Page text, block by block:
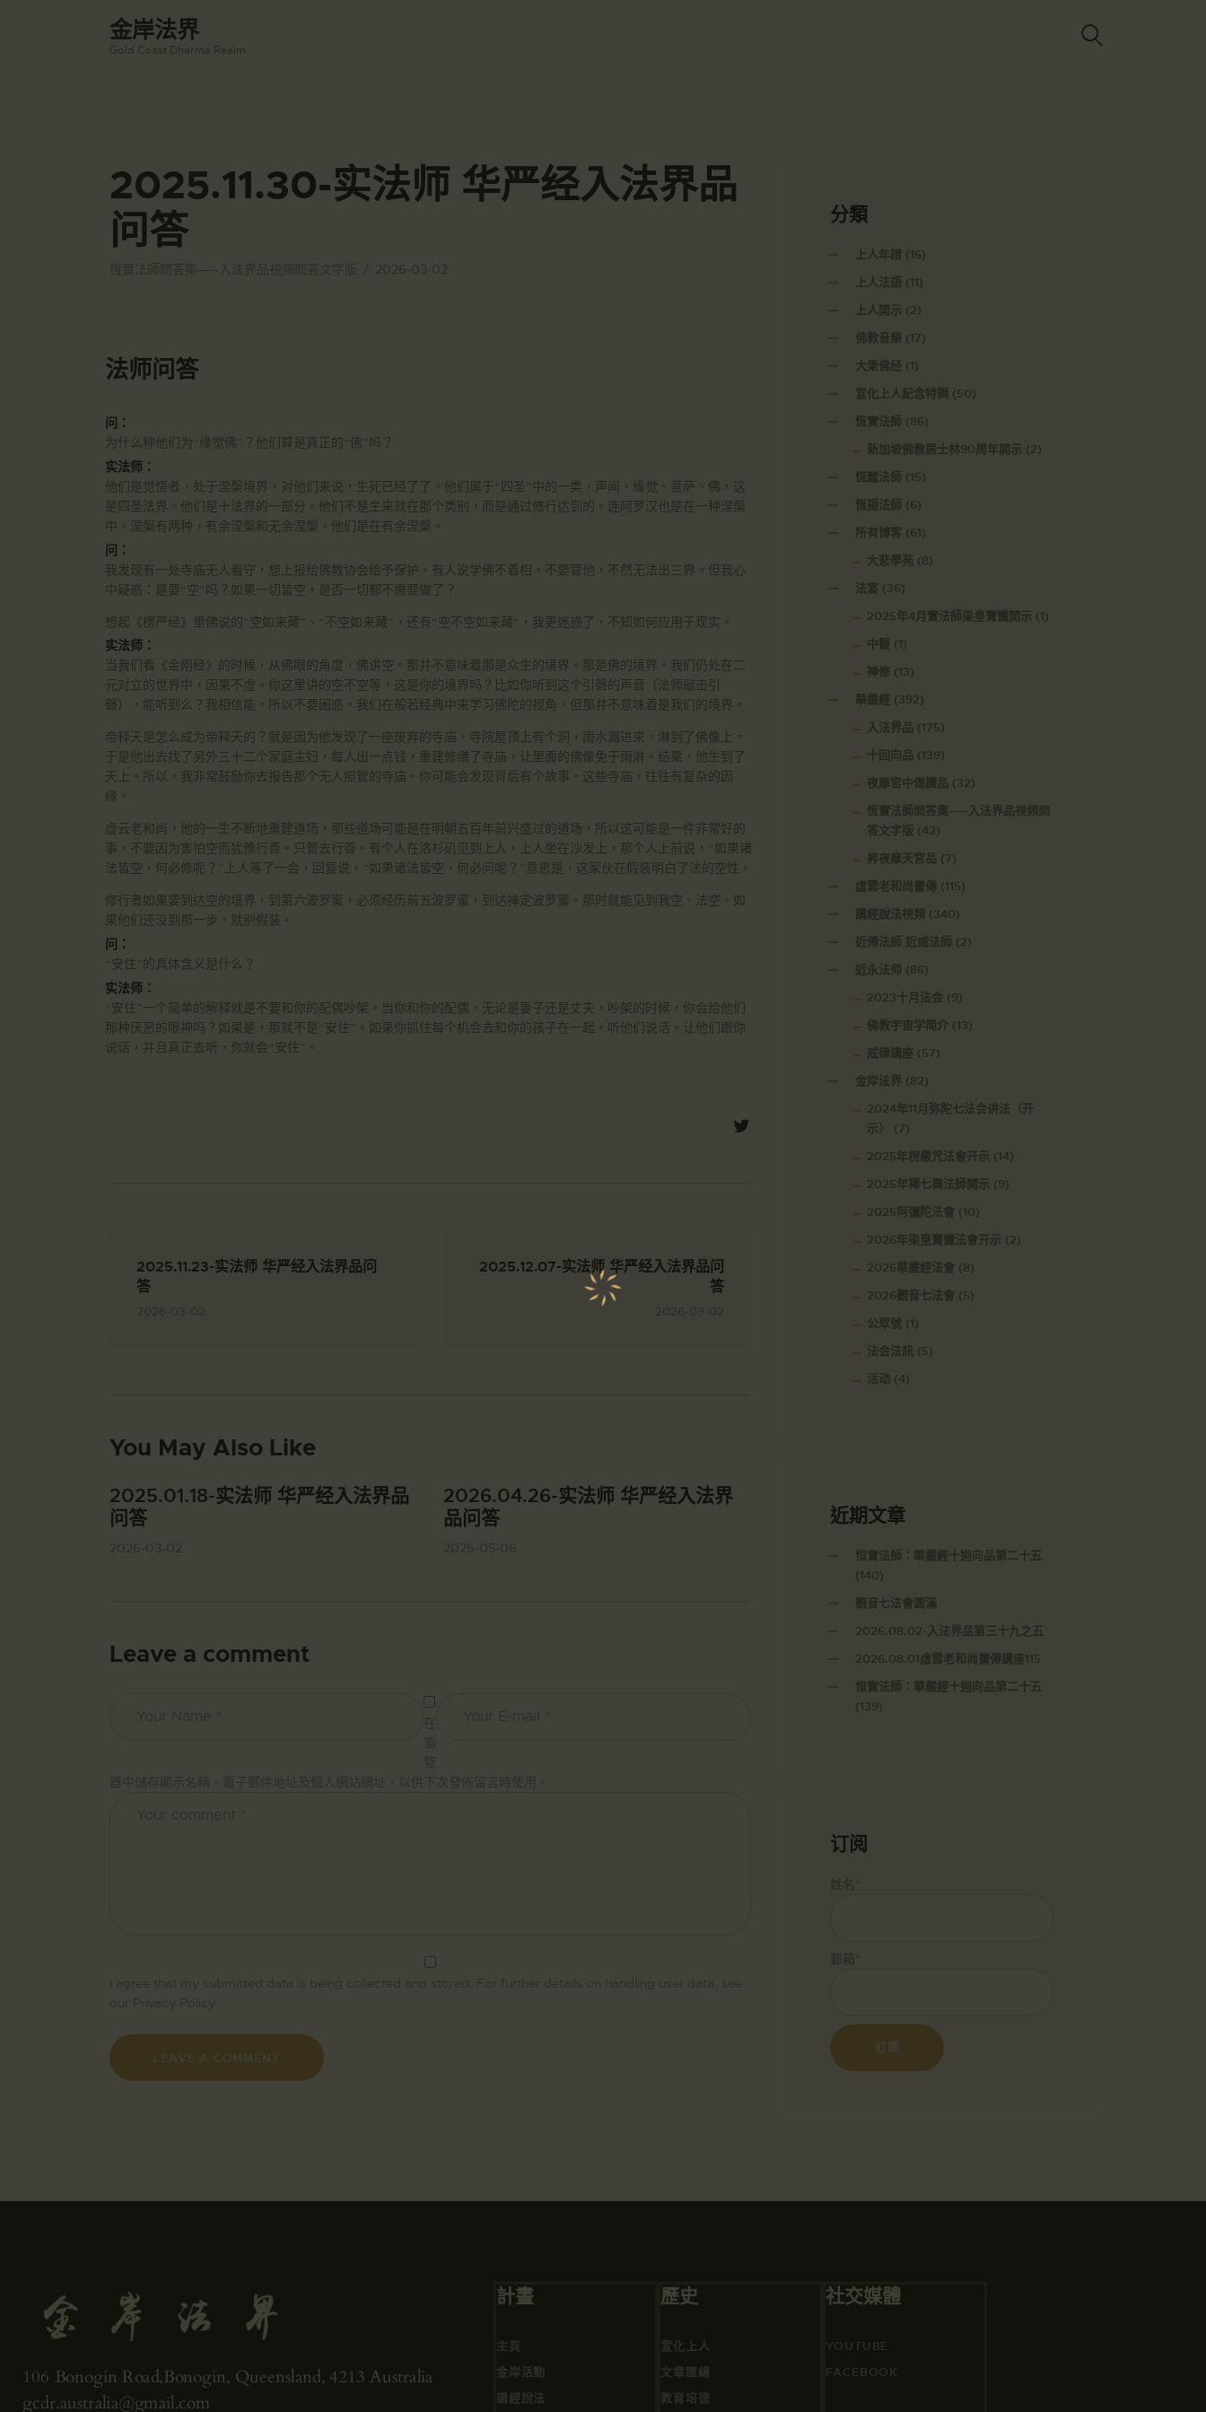
金岸法界
Gold Coast Dharma Realm
宣化上人
2025.11.30-实法师 华严经入法界品
问答
法师问答
问：
为什么称他们为“缘觉佛”？他们算是真正的“佛”吗？
实法师：
他们是觉悟者，处于涅槃境界。对他们来说，生死已经了了。他们属于“四圣”中的一类，声闻、缘觉、菩萨、佛，这
是四圣法界。他们是十法界的一部分。他们不是生来就在那个类别，而是通过修行达到的。连阿罗汉也是在一种涅槃
中。涅槃有两种，有余涅槃和无余涅槃。他们是在有余涅槃。
问：
我发现有一处寺庙无人看守，想上报给佛教协会给予保护。有人说学佛不着相，不要管他，不然无法出三界。但我心
中疑惑：是要“空”吗？如果一切皆空，是否一切都不需要做了？
想起《楞严经》里佛说的“空如来藏”、“不空如来藏”，还有“空不空如来藏“，我更迷惑了，不知如何应用于现实。
实法师：
当我们看《金刚经》的时候，从佛眼的角度，佛讲空。那并不意味着那是众生的境界。那是佛的境界。我们仍处在二
元对立的世界中，因果不虚。你这里讲的空不空等，这是你的境界吗？比如你听到这个引磬的声音（法师敲击引
磬），能听到么？我相信能。所以不要困惑。我们在般若经典中来学习佛陀的视角，但那并不意味着是我们的境界。
帝释天是怎么成为帝释天的？就是因为他发现了一座废弃的寺庙，寺院屋顶上有个洞，雨水漏进来，淋到了佛像上。
于是他出去找了另外三十二个家庭主妇，每人出一点钱，重建修缮了寺庙，让里面的佛像免于雨淋。结果，他生到了
天上。所以，我非常鼓励你去报告那个无人照管的寺庙。你可能会发现背后有个故事。这些寺庙，往往有复杂的因
缘。
虚云老和尚，他的一生不断地重建道场，那些道场可能是在明朝五百年前兴盛过的道场，所以这可能是一件非常好的
事。不要因为害怕空而犹豫行善。只管去行善。有个人在洛杉矶见到上人，上人坐在沙发上，那个人上前说，“如果诸
法皆空，何必修呢？”上人等了一会，回复说，“如果诸法皆空，何必问呢？”意思是，这家伙在假装明白了法的空性。
修行者如果要到达空的境界，到第六波罗蜜，必须经历前五波罗蜜，到达禅定波罗蜜。那时就能见到我空、法空。如
果他们还没到那一步，就别假装。
问：
“安住”的具体含义是什么？
实法师：
“安住”一个简单的解释就是不要和你的配偶吵架。当你和你的配偶，无论是妻子还是丈夫，吵架的时候，你会给他们
那种厌恶的眼神吗？如果是，那就不是“安住”。如果你抓住每个机会去和你的孩子在一起，听他们说话。让他们跟你
说话，并且真正去听，你就会“安住”。
2025.11.23-实法师 华严经入法界品问
答
2025.12.07-实法师 华严经入法界品问
答
You May Also Like
2025.01.18-实法师 华严经入法界品
问答
2026.04.26-实法师 华严经入法界
品问答
Leave a comment
分類
上人年譜 (16)
上人法語 (11)
上人開示 (2)
佛教音樂 (17)
大乘佛经 (1)
宣化上人紀念特輯 (50)
恆實法師 (86)
新加坡佛教居士林90周年開示 (2)
恆懿法師 (15)
恆揚法師 (6)
所有博客 (61)
大悲學苑 (8)
法宴 (36)
2025年4月實法師梁皇寶懺開示 (1)
中醫 (1)
禅修 (13)
華嚴經 (392)
入法界品 (175)
十回向品 (139)
夜摩宮中偈讚品 (32)
恆實法師問答集——入法界品視頻問
答文字版 (42)
昇夜摩天宮品 (7)
虛雲老和尚畫傳 (115)
講經說法視頻
(340)
近傳法師 近威法師 (2)
近永法师 (86)
2023十月法会 (9)
佛教宇宙学简介 (13)
戒律講座 (57)
金岸法界 (82)
2024年11月弥陀七法会讲法（开
示）
(7)
2025年楞嚴咒法會开示 (14)
2025年禪七興法師開示 (9)
2025阿彌陀法會 (10)
2026年梁皇寶懺法會开示 (2)
2026華嚴經法會 (8)
2026觀音七法會 (5)
公眾號 (1)
法会法訊 (5)
活动 (4)
近期文章
恒實法師：華嚴經十迴向品第二十五
(140)
觀音七法會圓滿
2026.08.02-入法界品第三十九之五
2026.08.01虛雲老和尚畫傳講座115
恒實法師：華嚴經十迴向品第二十五
(139)
订阅
姓名*
郵箱*
106 Bonogin Road,Bonogin, Queensland, 4213 Australia
gcdr.australia@gmail.com
計畫
主頁
金岸活動
講經說法
歷史
宣化上人
文章匯總
教育培德
社交媒體
YOUTUBE
FACEBOOK
👉Zoom Link 链接：
https://drba-org.zoom.us/j/84914586289
👉Meeting ID 会议号：84914586289